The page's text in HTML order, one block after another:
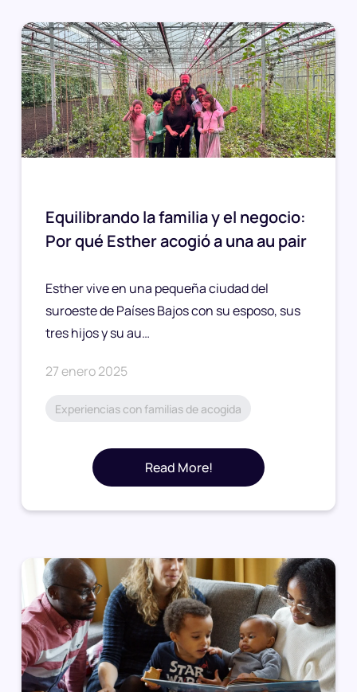
Equilibrando la familia y el negocio:
Por qué Esther acogió a una au pair
Esther vive en una pequeña ciudad del
suroeste de Países Bajos con su esposo, sus
tres hijos y su au…
27 enero 2025
Experiencias con familias de acogida
Read More!